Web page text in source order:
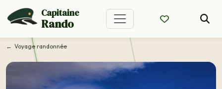
Capitaine
Rando
Voyage randonnée